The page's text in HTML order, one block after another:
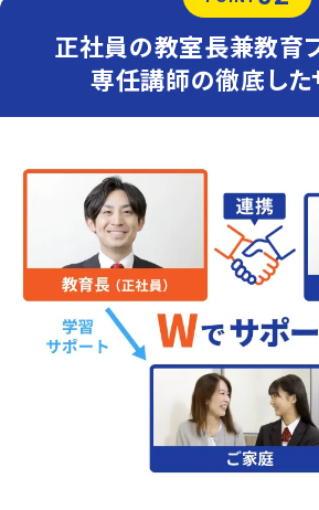
正社員の教室長兼教育
専任講師の徹底した